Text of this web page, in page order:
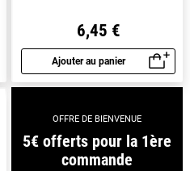
6,45 €
Ajouter au panier
Aperçu rapide
OFFRE DE BIENVENUE
5€ offerts pour la 1ère
commande